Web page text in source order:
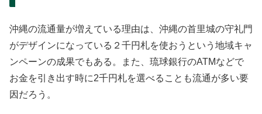
沖縄の流通量が増えている理由は、沖縄の首里城の守礼門
がデザインになっている２千円札を使おうという地域キャ
ンペーンの成果でもある。また、琉球銀行のATMなどで
お金を引き出す時に2千円札を選べることも流通が多い要
因だろう。